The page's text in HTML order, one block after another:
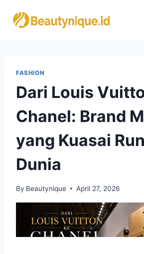
FASHION
Dari Louis
Chanel: Brand
yang Kuasai
Dunia
By Beautynique April 27, 2026